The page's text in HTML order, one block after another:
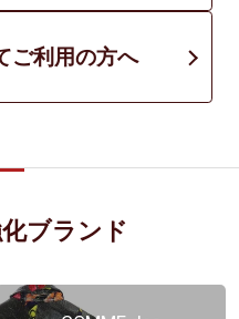
ご利用の方へ
ブランド